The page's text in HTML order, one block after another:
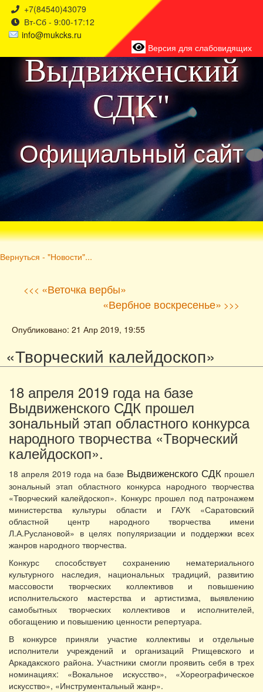
+7(84540)43079
Вт-Сб - 9:00-17:12
info@mukcks.ru
Версия для слабовидящих
района
Выдвиженский
СДК"
Официальный сайт
Вернуться - "Новости"...
<<< «Веточка вербы»
«Вербное воскресенье» >>>
Опубликовано: 21 Апр 2019, 19:55
«Творческий калейдоскоп»
18 апреля 2019 года на базе
Выдвиженского СДК прошел
зональный этап областного конкурса
народного творчества «Творческий
калейдоскоп».
18 апреля 2019 года на базе Выдвиженского СДК прошел
зональный этап областного конкурса народного творчества
«Творческий калейдоскоп». Конкурс прошел под патронажем
министерства культуры области и ГАУК «Саратовский
областной центр народного творчества имени
Л.А.Руслановой» в целях популяризации и поддержки всех
жанров народного творчества.
Конкурс способствует сохранению нематериального
культурного наследия, национальных традиций, развитию
массовости творческих коллективов и повышению
исполнительского мастерства и артистизма, выявлению
самобытных творческих коллективов и исполнителей,
обогащению и повышению ценности репертуара.
В конкурсе приняли участие коллективы и отдельные
исполнители учреждений и организаций Ртищевского и
Аркадакского района. Участники смогли проявить себя в трех
номинациях: «Вокальное искусство», «Хореографическое
искусство», «Инструментальный жанр».